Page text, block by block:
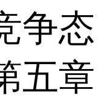
争态
五章